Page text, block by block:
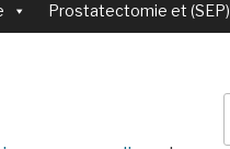
Prostatectomie et (SEP)